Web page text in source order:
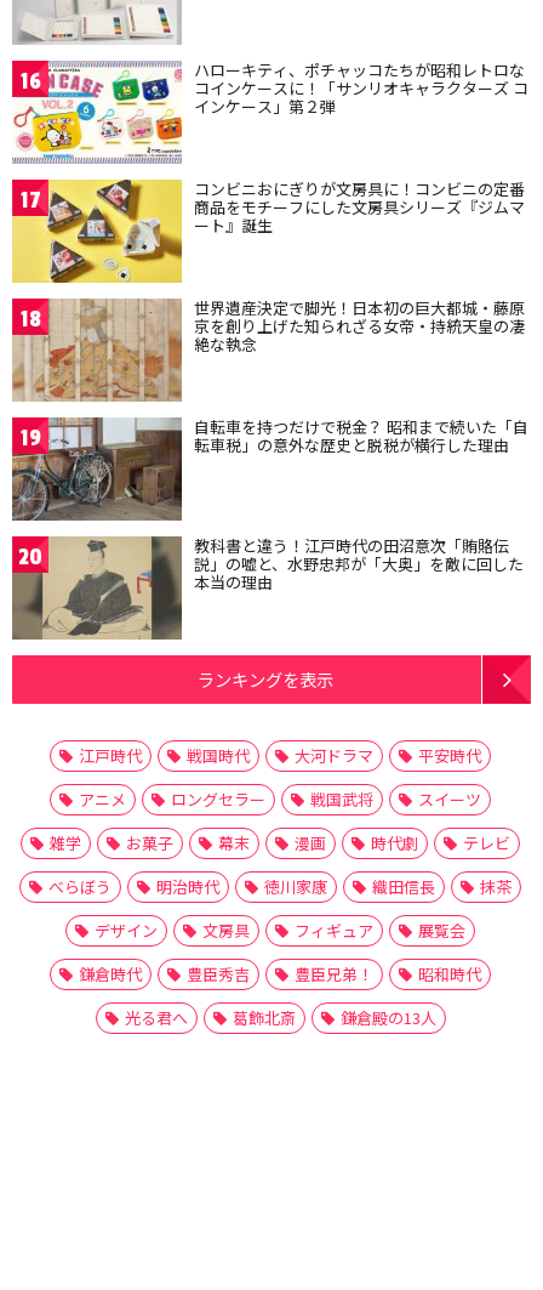
16 ハローキティ、ポチャッコたちが昭和レトロな
コインケースに！「サンリオキャラクターズ コ
インケース」第２弾
17 コンビニおにぎりが文房具に！コンビニの定番
商品をモチーフにした文房具シリーズ『ジムマ
ート』誕生
18 世界遺産決定で脚光！日本初の巨大都城・藤原
京を創り上げた知られざる女帝・持統天皇の凄
絶な執念
19 自転車を持つだけで税金？ 昭和まで続いた「自
転車税」の意外な歴史と脱税が横行した理由
20 教科書と違う！江戸時代の田沼意次「賄賂伝
説」の嘘と、水野忠邦が「大奥」を敵に回した
本当の理由
ランキングを表示
江戸時代 戦国時代 大河ドラマ
平安時代
アニメ
ロングセラー 戦国武将
スイーツ
雑学
お菓子 幕末 漫画 時代劇
テレビ
べらぼう
明治時代 徳川家康 織田信長
抹茶
デザイン
文房具 フィギュア
展覧会
鎌倉時代
豊臣秀吉 豊臣兄弟！
昭和時代
光る君へ
葛飾北斎 鎌倉殿の13人